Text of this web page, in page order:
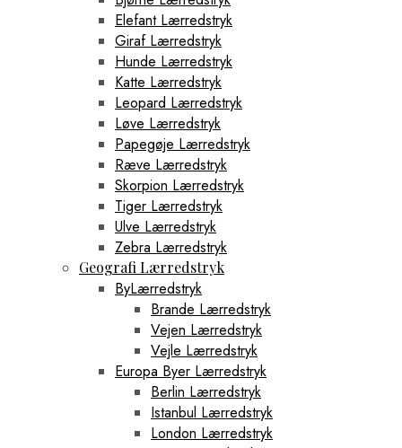
Elefant Lærredstryk
Giraf Lærredstryk
Hunde Lærredstryk
Katte Lærredstryk
Leopard Lærredstryk
Løve Lærredstryk
Papegøje Lærredstryk
Ræve Lærredstryk
Skorpion Lærredstryk
Tiger Lærredstryk
Ulve Lærredstryk
Zebra Lærredstryk
Geografi Lærredstryk
ByLærredstryk
Brande Lærredstryk
Vejen Lærredstryk
Vejle Lærredstryk
Europa Byer Lærredstryk
Berlin Lærredstryk
Istanbul Lærredstryk
London Lærredstryk